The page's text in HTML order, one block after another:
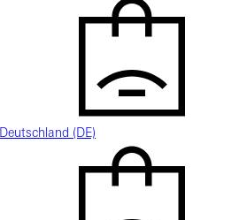
Deutschland (DE)